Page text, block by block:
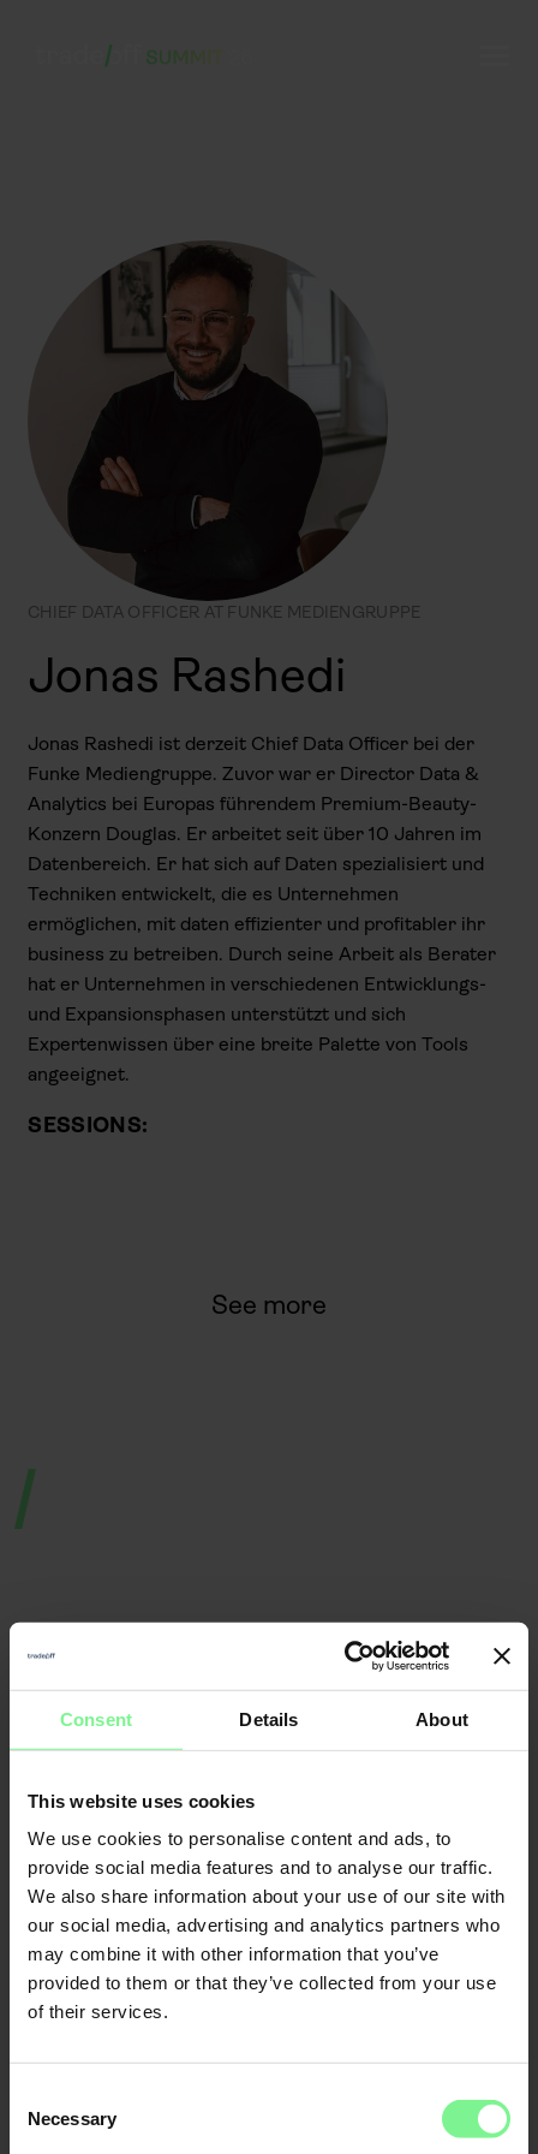
Consent Details About
This website uses cookies
We use cookies to personalise content and ads, to
provide social media features and to analyse our traffic.
We also share information about your use of our site with
our social media, advertising and analytics partners who
may combine it with other information that you’ve
provided to them or that they’ve collected from your use
of their services.
Selection
Necessary
CHIEF DATA OFFICER AT FUNKE MEDIENGRUPPE
Jonas Rashedi
Jonas Rashedi ist derzeit Chief Data Officer bei der
Funke Mediengruppe. Zuvor war er Director Data &
Analytics bei Europas führendem Premium-Beauty-
Konzern Douglas. Er arbeitet seit über 10 Jahren im
Datenbereich. Er hat sich auf Daten spezialisiert und
Techniken entwickelt, die es Unternehmen
ermöglichen, mit daten effizienter und profitabler ihr
business zu betreiben. Durch seine Arbeit als Berater
hat er Unternehmen in verschiedenen Entwicklungs-
und Expansionsphasen unterstützt und sich
Expertenwissen über eine breite Palette von Tools
angeeignet.
SESSIONS:
See more
Nicole
Büttner
Founder & CEO
Merantix
Momentum, Digital
Leader World
Economic Forum
Elisabeth
CFO